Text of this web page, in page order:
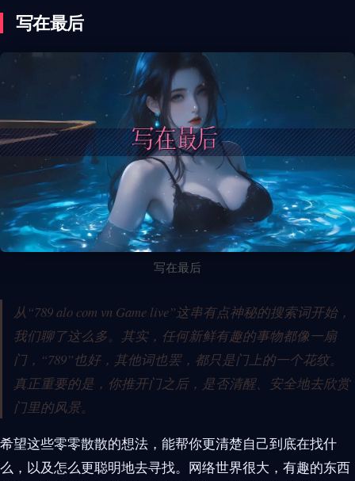
写在最后
写在最后
从“789 alo com vn Game live”这串有点神秘的搜索词开始，
我们聊了这么多。其实，任何新鲜有趣的事物都像一扇
门，“789”也好，其他词也罢，都只是门上的一个花纹。
真正重要的是，你推开门之后，是否清醒、安全地去欣赏
门里的风景。
希望这些零零散散的想法，能帮你更清楚自己到底在找什
么，以及怎么更聪明地去寻找。网络世界很大，有趣的东西